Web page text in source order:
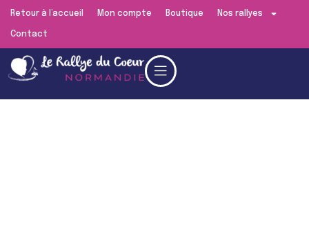
Retour à l’accueil Mon compte Boutique Nos rallyes
Contact